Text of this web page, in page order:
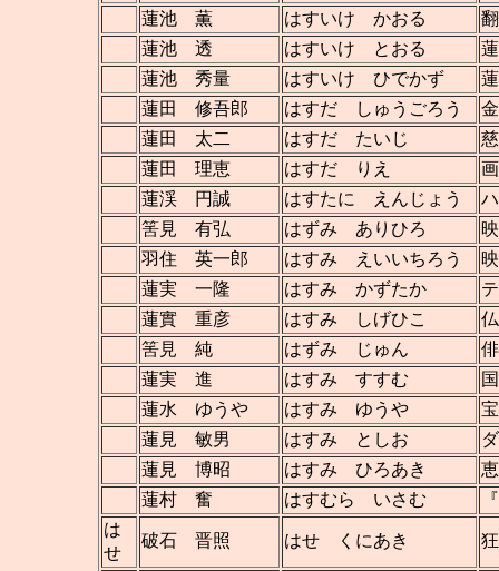
蓮池 薫 はすいけ かおる
蓮池 透
はすいけ とおる
蓮池 秀量
はすいけ ひでかず
蓮田 修吾郎
はすだ しゅうごろう
蓮田 太二
はすだ たいじ
蓮田 理恵
はすだ りえ
蓮渓 円誠
はすたに えんじょう
筈見 有弘
はずみ ありひろ
羽住 英一郎
はすみ えいいちろう
蓮実 一隆
はすみ かずたか
蓮實 重彦
はすみ しげひこ
筈見 純
はずみ じゅん
蓮実 進
はすみ すすむ
蓮水 ゆうや
はすみ ゆうや
蓮見 敏男
はすみ としお
蓮見 博昭
はすみ ひろあき
蓮村 奮
はすむら いさむ
は
せ
破石 晋照 はせ くにあき